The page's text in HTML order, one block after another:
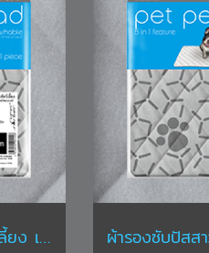
ผ้ารองซับปัสสาวะสัตว์เลี้ยง เพ็ท พี แพด ขนาด XXL ขนาด 90 x 140 ซม. สีเทา